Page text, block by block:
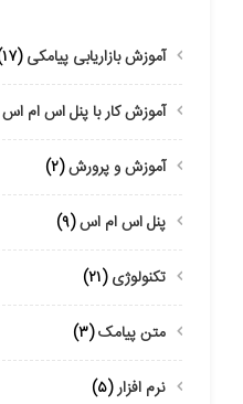
آموزش بازاریابی پیامکی(۱۷)
آموزش کار با پنل اس ام اس
آموزش و پرورش(۲)
پنل اس ام اس(۹)
تکنولوژی(۲۱)
متن پیامک(۳)
نرم افزار(۵)